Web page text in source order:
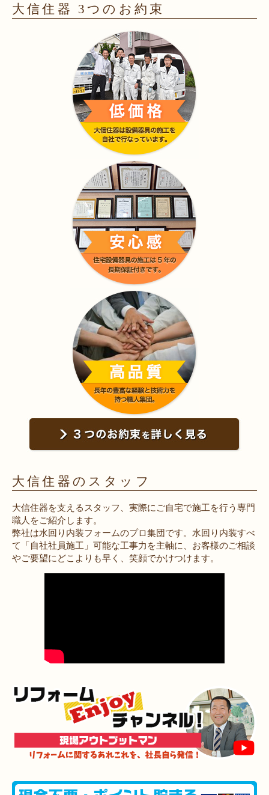
大信住器 3つのお約束
大信住器のスタッフ
大信住器を支えるスタッフ、実際にご自宅で施工を行う専門
職人をご紹介します。
弊社は水回り内装フォームのプロ集団です。水回り内装すべ
て「自社社員施工」可能な工事力を主軸に、お客様のご相談
やご要望にどこよりも早く、笑顔でかけつけます。